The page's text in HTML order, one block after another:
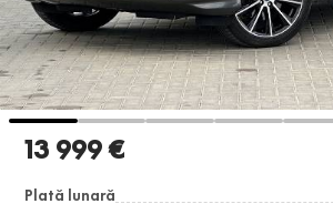
13 999 €
Plată lunară